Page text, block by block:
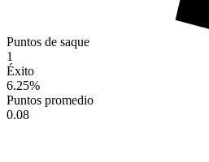
Puntos de saque
1
Éxito
6.25%
Puntos promedio
0.08